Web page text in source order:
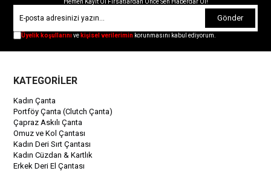
Gönder
Üyelik koşullarınıve kişisel verilerimin korunmasını kabul ediyorum.
KATEGORİLER
Kadın Çanta
Portföy Çanta (Clutch Çanta)
Çapraz Askılı Çanta
Omuz ve Kol Çantası
Kadın Deri Sırt Çantası
Kadın Cüzdan & Kartlık
Erkek Deri El Çantası